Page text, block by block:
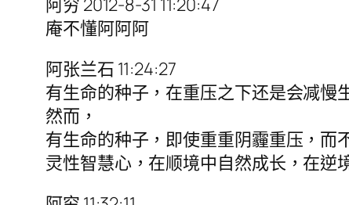
庵不懂阿阿阿
阿张兰石 11:24:27
有生命的种子，在重压之下还是会减慢
然而，
有生命的种子，即使重重阴霾重压，而
灵性智慧心，在顺境中自然成长，在逆